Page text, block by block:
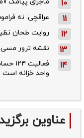
10 ماجرای
11 عراقچی: نه
12 روایت طحان‌ نظیف
13 نقشه ترور مسی
14
واحد خزانه است
عناوین